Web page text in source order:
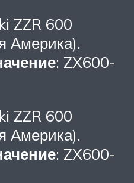
ZZR 600
Америка).
: ZX600-
ZZR 600
Америка).
: ZX600-